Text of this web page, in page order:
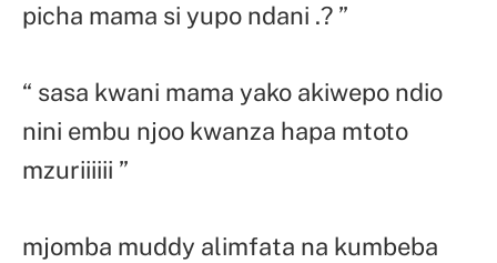
picha mama si yupo ndani .? ”
“ sasa kwani mama yako akiwepo ndio
nini embu njoo kwanza hapa mtoto
mzuriiiiii ”
mjomba muddy alimfata na kumbeba